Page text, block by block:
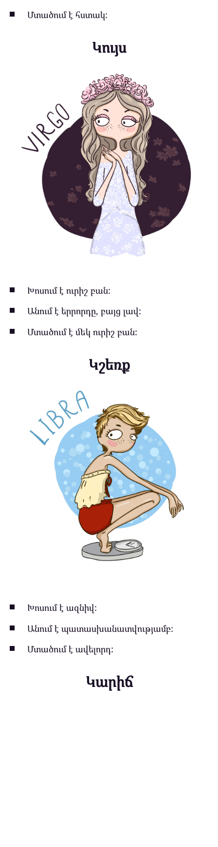
Մտածում է հստակ:
Կույս
Խոսում է ուրիշ բան:
Անում է երրորդը, բայց լավ:
Մտածում է մեկ ուրիշ բան:
Կշեռք
Խոսում է ազնիվ:
Անում է պատասխանատվությամբ:
Մտածում է ավելորդ:
Կարիճ